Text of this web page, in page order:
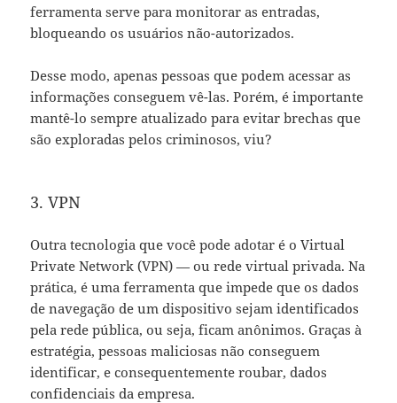
ferramenta serve para monitorar as entradas,
bloqueando os usuários não-autorizados.
Desse modo, apenas pessoas que podem acessar as
informações conseguem vê-las. Porém, é importante
mantê-lo sempre atualizado para evitar brechas que
são exploradas pelos criminosos, viu?
3. VPN
Outra tecnologia que você pode adotar é o Virtual
Private Network (VPN) — ou rede virtual privada. Na
prática, é uma ferramenta que impede que os dados
de navegação de um dispositivo sejam identificados
pela rede pública, ou seja, ficam anônimos. Graças à
estratégia, pessoas maliciosas não conseguem
identificar, e consequentemente roubar, dados
confidenciais da empresa.